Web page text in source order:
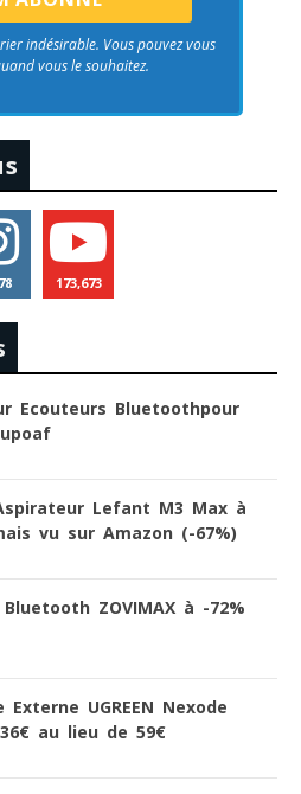
indésirable. Vous pouvez vous
vous le souhaitez.
173,673
Ecouteurs Bluetoothpour
Lefant M3 Max à
vu sur Amazon (-67%)
Bluetooth ZOVIMAX à -72%
Externe UGREEN Nexode
au lieu de 59€